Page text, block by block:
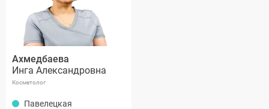
Ахмедбаева
Инга Александровна
Косметолог
Павелецкая